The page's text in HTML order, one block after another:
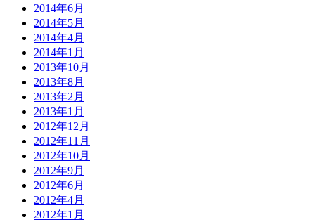
2014年6月
2014年5月
2014年4月
2014年1月
2013年10月
2013年8月
2013年2月
2013年1月
2012年12月
2012年11月
2012年10月
2012年9月
2012年6月
2012年4月
2012年1月